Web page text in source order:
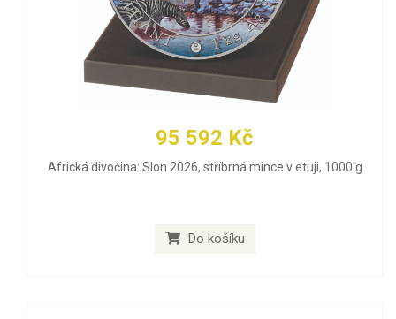
95 592 Kč
Africká divočina: Slon 2026, stříbrná mince v etuji, 1000 g
Do košíku